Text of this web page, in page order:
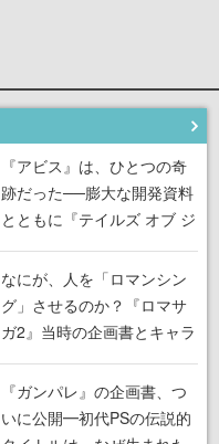
『アビス』は、ひとつの奇
跡だった──膨大な開発資料
とともに『テイルズ オブ ジ
アビス』開発陣に聞く、
「生まれた意味を知る
RPG」が生まれた理由【ゲ
ームの企画書】
なにが、人を「ロマンシン
グ」させるのか？『ロマサ
ガ2』当時の企画書とキャラ
設定画から迫る、河津秋敏
がRPGに生み出した「ロマ
ン」の正体とは【ゲームの
企画書】
『ガンパレ』の企画書、つ
いに公開━初代PSの伝説的